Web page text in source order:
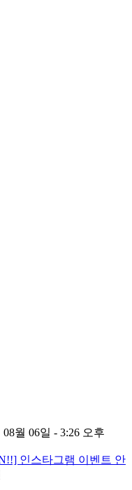
08월 06일 - 3:26 오후
인스타그램 이벤트 안